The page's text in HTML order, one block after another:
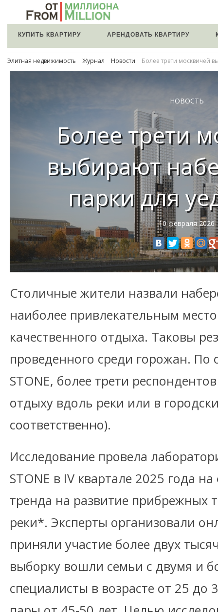
КУПИТЬ КВАРТИРУ АРЕНДОВАТЬ КВАРТИРУ
Элитная недвижимость Журнал Новости Более трети москвичей
НОВОСТЬ
Более трети
выбирают
парки для
10 февраля 2026
Столичные жители назвали
наиболее привлекательным
качественного отдыха. Таковы
проведенного среди горожан. По
STONE, более трети
отдыху вдоль реки или в
соответственно).
Исследование провела
STONE в IV квартале 2025 года
тренда на развитие прибрежных
реки*. Эксперты организовали
приняли участие более двух
выборку вошли семьи с двумя и
специалисты в возрасте от 25 до